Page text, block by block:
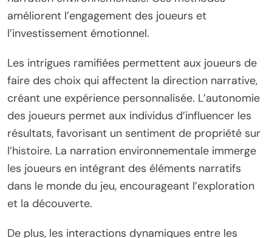
améliorent l’engagement des joueurs et
l’investissement émotionnel.
Les intrigues ramifiées permettent aux joueurs de
faire des choix qui affectent la direction narrative,
créant une expérience personnalisée. L’autonomie
des joueurs permet aux individus d’influencer les
résultats, favorisant un sentiment de propriété sur
l’histoire. La narration environnementale immerge
les joueurs en intégrant des éléments narratifs
dans le monde du jeu, encourageant l’exploration
et la découverte.
De plus, les interactions dynamiques entre les